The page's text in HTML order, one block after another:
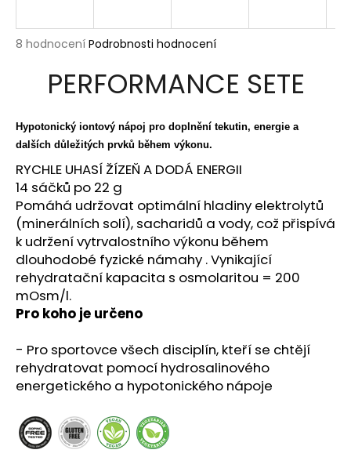
Průměrné
produktu
5
hvězdiček.
8 hodnocení Podrobnosti hodnocení
PERFORMANCE SETE
Hypotonický iontový nápoj pro doplnění tekutin, energie a
dalších důležitých prvků během výkonu.
RYCHLE UHASÍ ŽÍZEŇ A DODÁ ENERGII
14 sáčků po 22 g
Pomáhá udržovat optimální hladiny elektrolytů
(minerálních solí), sacharidů a vody, což přispívá
k udržení vytrvalostního výkonu během
dlouhodobé fyzické námahy .Vynikající
rehydratační kapacita s osmolaritou = 200
mOsm/l.
Pro koho je určeno
- Pro sportovce všech disciplín, kteří se chtějí
rehydratovat pomocí hydrosalinového
energetického a hypotonického nápoje
j
D
o
p
o
r
č
u
j
m
e